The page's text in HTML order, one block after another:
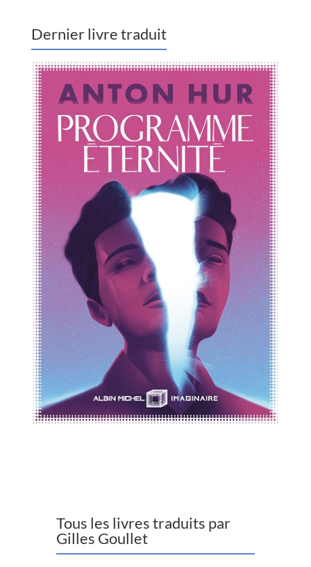
Dernier livre traduit
Tous les livres traduits par
Gilles Goullet